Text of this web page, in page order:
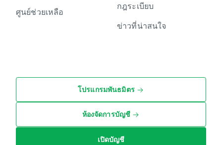
ศูนย์ช่วยเหลือ
กฎระเบียบ
ข่าวที่น่าสนใจ
โปรแกรมพันธมิตร
ห้องจัดการบัญชี
เปิดบัญชี